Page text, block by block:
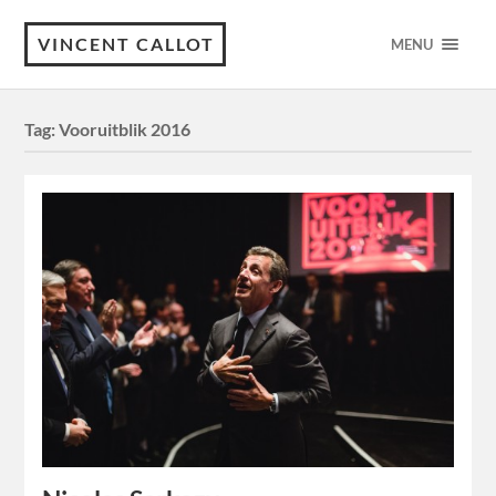
VINCENT CALLOT MENU
Tag:Vooruitblik 2016